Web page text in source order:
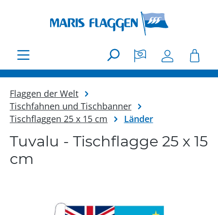
Flaggen der Welt
Tischfahnen und Tischbanner
Tischflaggen 25 x 15 cm
Länder
Tuvalu - Tischflagge 25 x 15
cm
Bildergalerie überspringen